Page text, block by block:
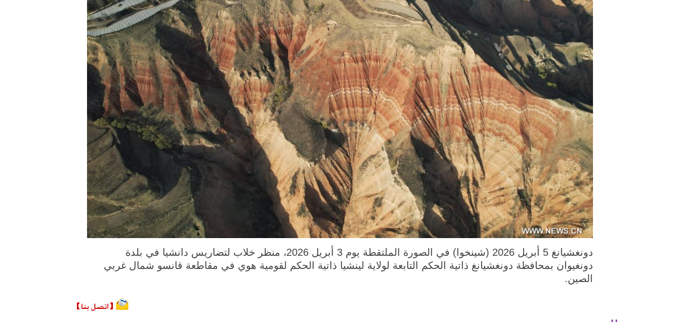
دونغشيانغ 5 أبريل 2026 (شينخوا) في الصورة الملتقطة يوم 3 أبريل 2026، منظر خلاب لتضاريس دانشيا في بلدة
دونغيوان بمحافظة دونغشيانغ ذاتية الحكم التابعة لولاية لينشيا ذاتية الحكم لقومية هوي في مقاطعة قانسو شمال غربي
الصين.